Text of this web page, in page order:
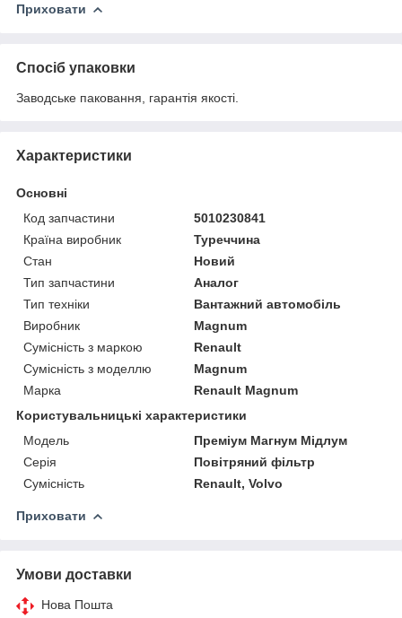
Приховати
Спосіб упаковки
Заводське паковання, гарантія якості.
Характеристики
Основні
Код запчастини
5010230841
Країна виробник
Туреччина
Стан
Новий
Тип запчастини
Аналог
Тип техніки
Вантажний автомобіль
Виробник
Magnum
Сумісність з маркою
Renault
Сумісність з моделлю
Magnum
Марка
Renault Magnum
Користувальницькі характеристики
Мoдель
Преміум Магнум Мідлум
Серія
Повітряний фільтр
Сумісність
Renault, Volvo
Приховати
Умови доставки
Нова Пошта